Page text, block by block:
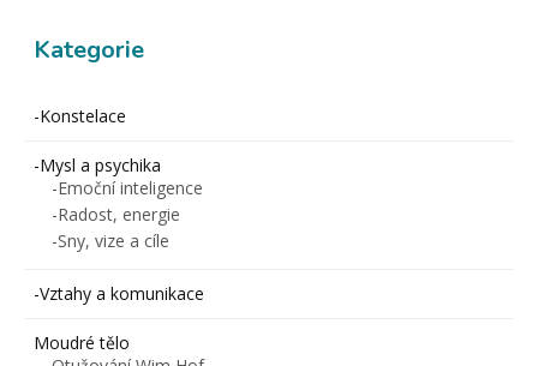
Kategorie
-Konstelace
-Mysl a psychika
-Emoční inteligence
-Radost, energie
-Sny, vize a cíle
-Vztahy a komunikace
Moudré tělo